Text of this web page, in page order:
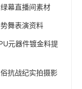
幕直播间素材
舞表演资料
元器件镀金料提
抗战纪实拍摄影